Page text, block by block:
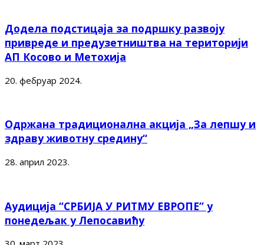
Додела подстицаја за подршку развоју
привреде и предузетништва на територији
АП Косово и Метохија
20. фебруар 2024.
Одржана традиционална акција „За лепшу и
здраву животну средину“
28. април 2023.
Аудиција “СРБИЈА У РИТМУ ЕВРОПЕ” у
понедељак у Лепосавићу